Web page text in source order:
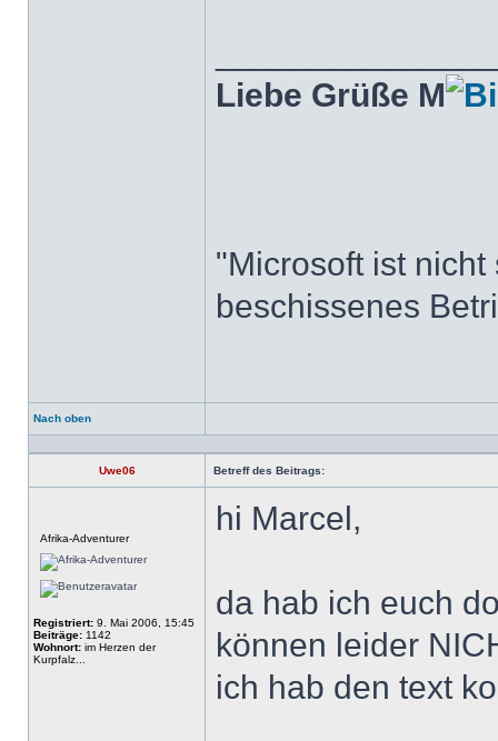
Liebe Grüße M
"Microsoft ist
beschissenes
Nach oben
Profil
Uwe06 Betreff des Beitrags:
Afrika-Adventurer
Registriert: 9. Mai 2006, 15:45
Beiträge: 1142
Wohnort: im Herzen der
Kurpfalz...
hi Marcel,
da hab ich euch
können leider
ich hab den text